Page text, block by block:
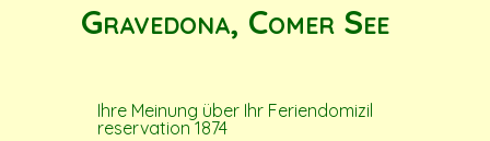
Gravedona, Comer See
Ihre Meinung über Ihr Feriendomizil
reservation 1874